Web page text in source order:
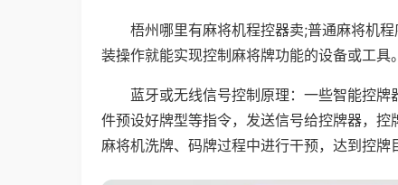
梧州哪里有麻将机程控器卖;普通麻将机
装操作就能实现控制麻将牌功能的设备或工具。
蓝牙或无线信号控制原理：一些智能控
件预设好牌型等指令，发送信号给控牌器，
麻将机洗牌、码牌过程中进行干预，达到控牌